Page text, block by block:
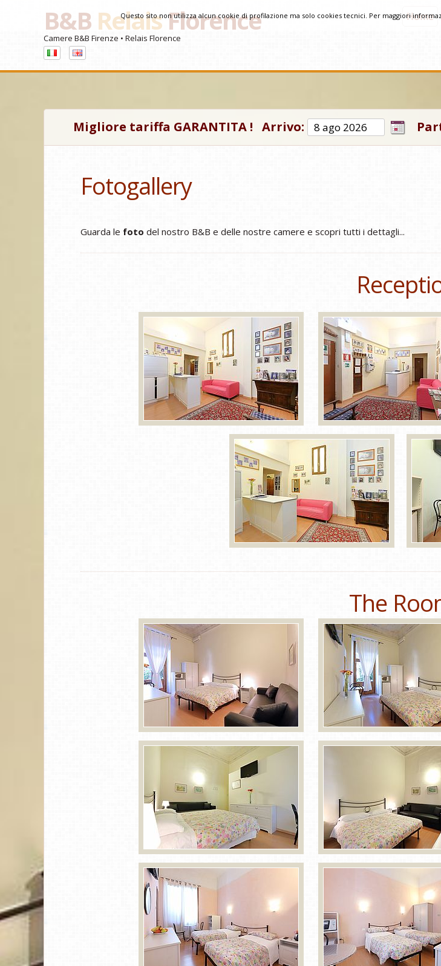
B&B RelaisFlorence
Camere B&B Firenze • Relais Florence
Home
Migliore tariffa GARANTITA ! Arrivo:
Fotogallery
Guarda le foto del nostro B&B e delle nostre camere e scopri tutti i dettagli...
The
Questo sito non utilizza alcun cookie di profilazione ma solo cookies tecnici. Per maggiori